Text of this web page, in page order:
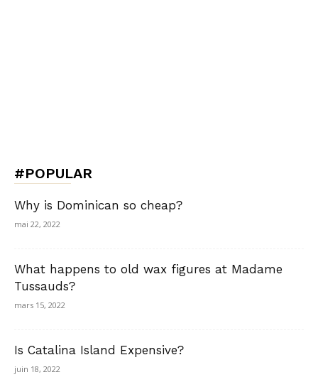
#POPULAR
Why is Dominican so cheap?
mai 22, 2022
What happens to old wax figures at Madame
Tussauds?
mars 15, 2022
Is Catalina Island Expensive?
juin 18, 2022